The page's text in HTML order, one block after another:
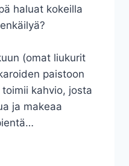
haluat kokeilla
(omat liukurit
paistoon
kahvio, josta
ja makeaa